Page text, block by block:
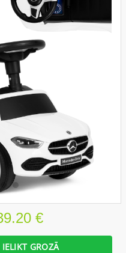
€
IELIKT GROZĀ